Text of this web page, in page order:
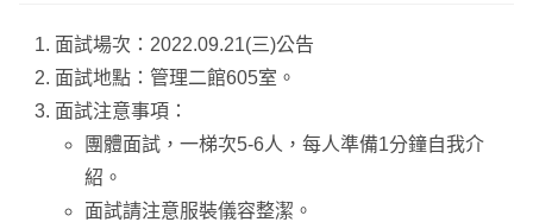
面試場次：2022.09.21(三)公告
面試地點：管理二館605室。
面試注意事項：
團體面試，一梯次5-6人，每人準備1分鐘自我介
紹。
面試請注意服裝儀容整潔。